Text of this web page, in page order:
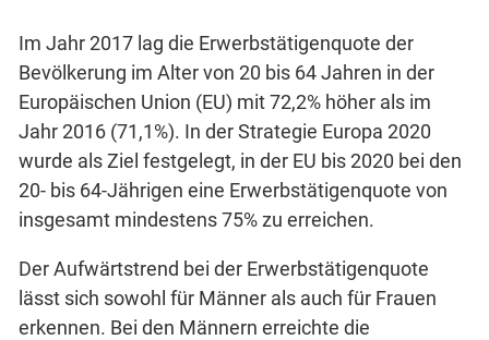
Im Jahr 2017 lag die Erwerbstätigenquote der
Bevölkerung im Alter von 20 bis 64 Jahren in der
Europäischen Union (EU) mit 72,2% höher als im
Jahr 2016 (71,1%). In der Strategie Europa 2020
wurde als Ziel festgelegt, in der EU bis 2020 bei den
20- bis 64-Jährigen eine Erwerbstätigenquote von
insgesamt mindestens 75% zu erreichen.
Der Aufwärtstrend bei der Erwerbstätigenquote
lässt sich sowohl für Männer als auch für Frauen
erkennen. Bei den Männern erreichte die